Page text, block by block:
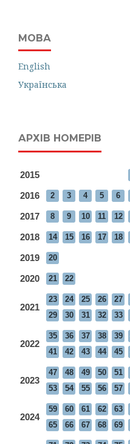
МОВА
English
Українська
АРХІВ НОМЕРІВ
2015
2016 2 3 4 5 6
2017 8 9 10 11 12
2018 14 15 16 17 18
2019 20
2020 21 22
2021
23 24 25 26 27
29
30 31 32 33
2022
35 36 37 38 39
41
42 43 44 45
2023
47 48 49 50 51
53
54 55 56 57
2024
59 60 61 62 63
65
66 67 68 69